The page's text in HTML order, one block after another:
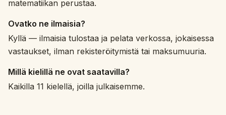
matematiikan perustaa.
Ovatko ne ilmaisia?
Kyllä — ilmaisia tulostaa ja pelata verkossa, jokaisessa
vastaukset, ilman rekisteröitymistä tai maksumuuria.
Millä kielillä ne ovat saatavilla?
Kaikilla 11 kielellä, joilla julkaisemme.